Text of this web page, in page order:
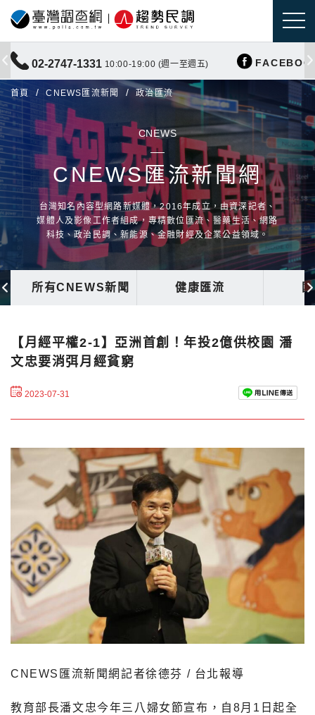
02-2747-1331 10:00-19:00 (週一至週五)
首頁 CNEWS匯流新聞 政治匯流
CNEWS
CNEWS匯流新聞網
台灣知名內容型網路新媒體，2016年成立，由資深記者、
媒體人及影像工作者組成，專精數位匯流、醫藥生活、網路
科技、政治民調、新能源、金融財經及企業公益領域。
所有CNEWS新聞 健康匯流
【月經平權2-1】亞洲首創！年投2億供校園 潘
文忠要消弭月經貧窮
2023-07-31
CNEWS匯流新聞網記者徐德芬 / 台北報導
教育部長潘文忠今年三八婦女節宣布，自8月1日起全